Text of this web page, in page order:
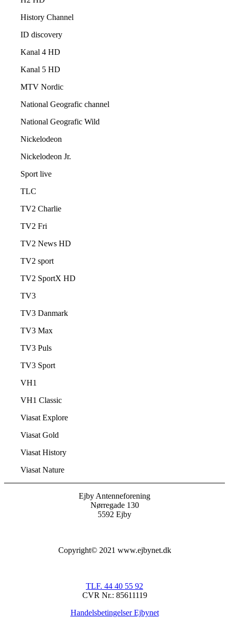
History Channel
ID discovery
Kanal 4 HD
Kanal 5 HD
MTV Nordic
National Geografic channel
National Geografic Wild
Nickelodeon
Nickelodeon Jr.
Sport live
TLC
TV2 Charlie
TV2 Fri
TV2 News HD
TV2 sport
TV2 SportX HD
TV3
TV3 Danmark
TV3 Max
TV3 Puls
TV3 Sport
VH1
VH1 Classic
Viasat Explore
Viasat Gold
Viasat History
Viasat Nature
Ejby Antenneforening
Nørregade 130
5592 Ejby
Copyright© 2021 www.ejbynet.dk
TLF. 44 40 55 92
CVR Nr.: 85611119
Handelsbetingelser Ejbynet